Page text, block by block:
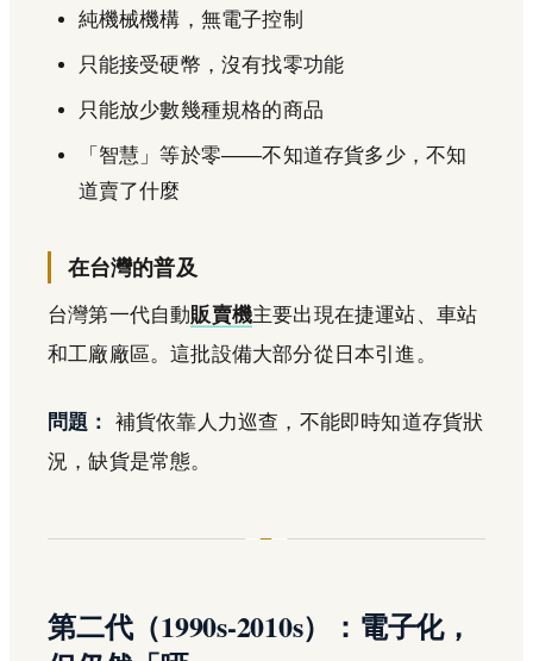
純機械機構，無電子控制
只能接受硬幣，沒有找零功能
只能放少數幾種規格的商品
「智慧」等於零——不知道存貨多少，不知
道賣了什麼
在台灣的普及
台灣第一代自動販賣機主要出現在捷運站、車站
和工廠廠區。這批設備大部分從日本引進。
問題：
補貨依靠人力巡查，不能即時知道存貨狀
況，缺貨是常態。
第二代（1990s-2010s）：電子化，